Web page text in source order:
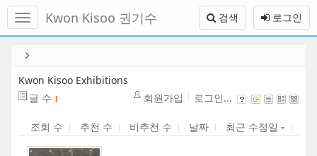
메
토
로그인
검색
Kwon Kisoo 권기수
Kwon Kisoo Exhibitions
글 수 1 회원가입 로그인...
조회 수 추천 수 비추천 수 날짜 최근 수정일